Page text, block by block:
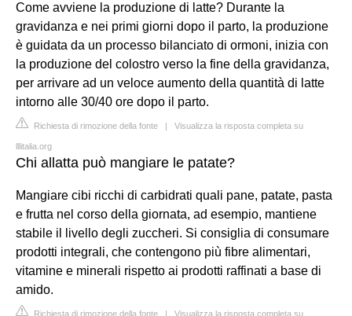
Come avviene la produzione di latte? Durante la
gravidanza e nei primi giorni dopo il parto, la produzione
è guidata da un processo bilanciato di ormoni, inizia con
la produzione del colostro verso la fine della gravidanza,
per arrivare ad un veloce aumento della quantità di latte
intorno alle 30/40 ore dopo il parto.
Richiesta di rimozione della fonte | Visualizza la risposta completa su
lllitalia.org
Chi allatta può mangiare le patate?
Mangiare cibi ricchi di carbidrati quali pane, patate, pasta
e frutta nel corso della giornata, ad esempio, mantiene
stabile il livello degli zuccheri. Si consiglia di consumare
prodotti integrali, che contengono più fibre alimentari,
vitamine e minerali rispetto ai prodotti raffinati a base di
amido.
Richiesta di rimozione della fonte | Visualizza la risposta completa su